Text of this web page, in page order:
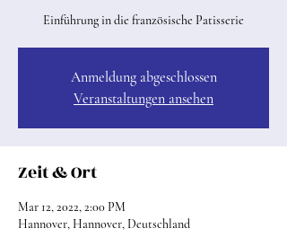
Einführung in die französische Patisserie
Anmeldung abgeschlossen
Veranstaltungen ansehen
Zeit & Ort
Mar 12, 2022, 2:00 PM
Hannover, Hannover, Deutschland